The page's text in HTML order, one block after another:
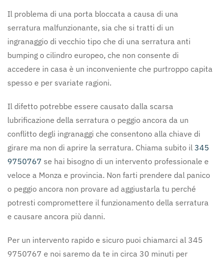
Il problema di una porta bloccata a causa di una
serratura malfunzionante, sia che si tratti di un
ingranaggio di vecchio tipo che di una serratura anti
bumping o cilindro europeo, che non consente di
accedere in casa è un inconveniente che purtroppo capita
spesso e per svariate ragioni.
Il difetto potrebbe essere causato dalla scarsa
lubrificazione della serratura o peggio ancora da un
conflitto degli ingranaggi che consentono alla chiave di
girare ma non di aprire la serratura. Chiama subito il 345
9750767 se hai bisogno di un intervento professionale e
veloce a Monza e provincia. Non farti prendere dal panico
o peggio ancora non provare ad aggiustarla tu perché
potresti compromettere il funzionamento della serratura
e causare ancora più danni.
Per un intervento rapido e sicuro puoi chiamarci al 345
9750767 e noi saremo da te in circa 30 minuti per